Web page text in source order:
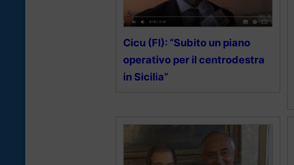
Cicu (FI): “Subito un piano
operativo per il centrodestra
in Sicilia”